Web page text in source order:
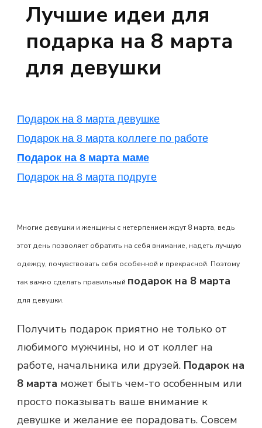
Лучшие идеи для
подарка на 8 марта
для девушки
Подарок на 8 марта девушке
Подарок на 8 марта коллеге по работе
Подарок на 8 марта маме
Подарок на 8 марта подруге
Многие девушки и женщины с нетерпением ждут 8 марта, ведь
этот день позволяет обратить на себя внимание, надеть лучшую
одежду, почувствовать себя особенной и прекрасной. Поэтому
так важно сделать правильный подарок на 8 марта
для девушки.
Получить подарок приятно не только от
любимого мужчины, но и от коллег на
работе, начальника или друзей. Подарок на
8 марта может быть чем-то особенным или
просто показывать ваше внимание к
девушке и желание ее порадовать. Совсем